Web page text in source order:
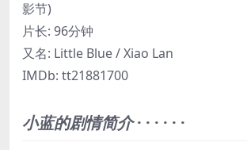
影节)
片长: 96分钟
又名: Little Blue / Xiao Lan
IMDb: tt21881700
小蓝的剧情简介· · · · · ·